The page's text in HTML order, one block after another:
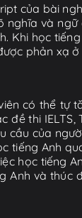
của bài
và ngữ
học
phản xạ
có thể tự
thi IELTS,
cầu của
tiếng Anh
học tiếng
Anh và thúc